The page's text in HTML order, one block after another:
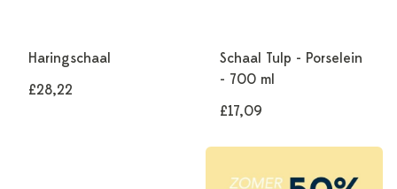
Haringschaal
£28,22
Schaal Tulp - Porselein
- 700 ml
£17,09